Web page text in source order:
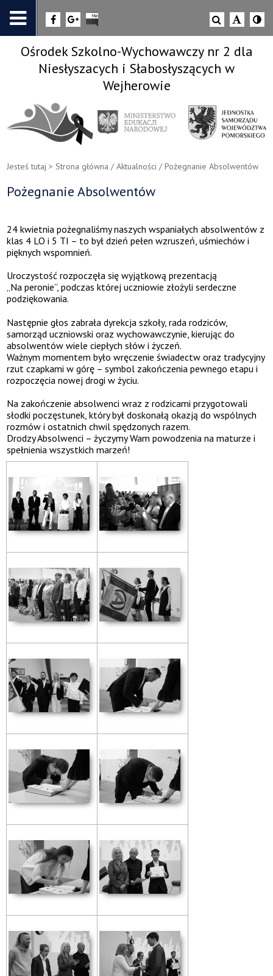
Ośrodek Szkolno-Wychowawczy nr 2 dla
Niesłyszacych i Słabosłyszących w
Wejherowie
Jesteś tutaj >Strona główna /Aktualności /Pożegnanie Absolwentów
Pożegnanie Absolwentów
24 kwietnia pożegnaliśmy naszych wspaniałych absolwentów z
klas 4 LO i 5 TI – to był dzień pełen wzruszeń, uśmiechów i
pięknych wspomnień.
Uroczystość rozpoczęła się wyjątkową prezentacją
„Na peronie”, podczas której uczniowie złożyli serdeczne
podziękowania.
Następnie głos zabrała dyrekcja szkoły, rada rodziców,
samorząd uczniowski oraz wychowawczynie, kierując do
absolwentów wiele ciepłych słów i życzeń.
Ważnym momentem było wręczenie świadectw oraz tradycyjny
rzut czapkami w górę – symbol zakończenia pewnego etapu i
rozpoczęcia nowej drogi w życiu.
Na zakończenie absolwenci wraz z rodzicami przygotowali
słodki poczęstunek, który był doskonałą okazją do wspólnych
rozmów i ostatnich chwil spędzonych razem.
Drodzy Absolwenci – życzymy Wam powodzenia na maturze i
spełnienia wszystkich marzeń!